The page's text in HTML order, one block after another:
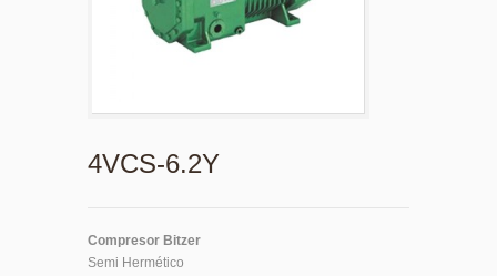
4VCS-6.2Y
Compresor Bitzer
Semi Hermético